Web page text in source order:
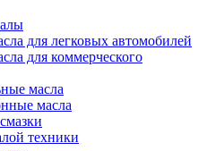
для легковых автомобилей
для коммерческого
масла
масла
техники